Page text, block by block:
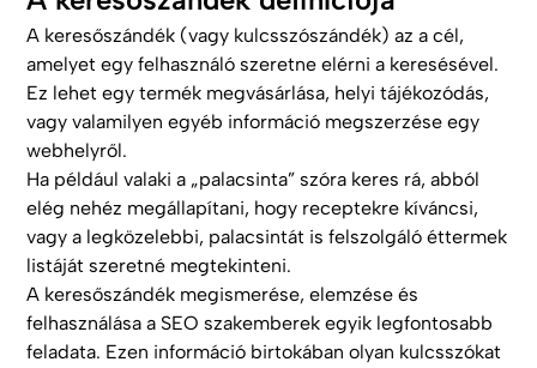
A keresőszándék (vagy kulcsszószándék) az a cél,
amelyet egy felhasználó szeretne elérni a keresésével.
Ez lehet egy termék megvásárlása, helyi tájékozódás,
vagy valamilyen egyéb információ megszerzése egy
webhelyről.
Ha például valaki a „palacsinta” szóra keres rá, abból
elég nehéz megállapítani, hogy receptekre kíváncsi,
vagy a legközelebbi, palacsintát is felszolgáló éttermek
listáját szeretné megtekinteni.
A keresőszándék megismerése, elemzése és
felhasználása a SEO szakemberek egyik legfontosabb
feladata. Ezen információ birtokában olyan kulcsszókat